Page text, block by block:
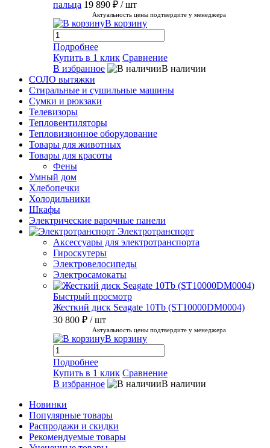
пальца 19 890 ₽ / шт
Актуальность цены подтвердите у менеджера
В корзину
Подробнее
Купить в 1 клик Сравнение
В избранное
В наличии
СОЛО вытяжки
Стиральные и сушильные машины
Сумки и рюкзаки
Телевизоры
Тепловентиляторы
Тепловизионное оборудование
Товары для животных
Товары для красоты
Фены
Умный дом
Хлебопечки
Холодильники
Шкафы
Электрические варочные панели
Электротранспорт
Аксессуары для электротранспорта
Гироскутеры
Электровелосипеды
Электросамокаты
Быстрый просмотр
Жесткий диск Seagate 10Tb (ST10000DM0004)
30 800 ₽ / шт
Актуальность цены подтвердите у менеджера
В корзину
Подробнее
Купить в 1 клик Сравнение
В избранное
В наличии
Новинки
Популярные товары
Распродажи и скидки
Рекомендуемые товары